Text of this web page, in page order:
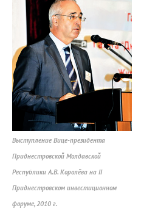
Выступление Вице-президента
Приднестровской Молдавской
Республики А.В. Королёва на II
Приднестровском инвестиционном
форуме, 2010 г.